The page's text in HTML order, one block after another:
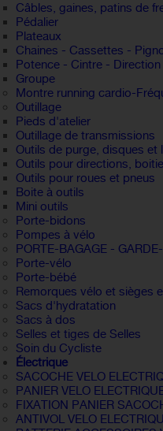
Câbles, gaines, patins de
Pédalier
Plateaux
Chaines - Cassettes -
Potence - Cintre -
Groupe
Montre running cardio-
Outillage
Pieds d'atelier
Outillage de transmissions
Outils de purge, disques et
Outils pour directions,
Outils pour roues et pneus
Boite à outils
Mini outils
Porte-bidons
Pompes à vélo
PORTE-BAGAGE -
Porte-vélo
Porte-bébé
Remorques vélo et sièges
Sacs d'hydratation
Sacs à dos
Selles et tiges de Selles
Soin du Cycliste
Électrique
SACOCHE VELO
PANIER VELO
FIXATION PANIER
ANTIVOL VELO